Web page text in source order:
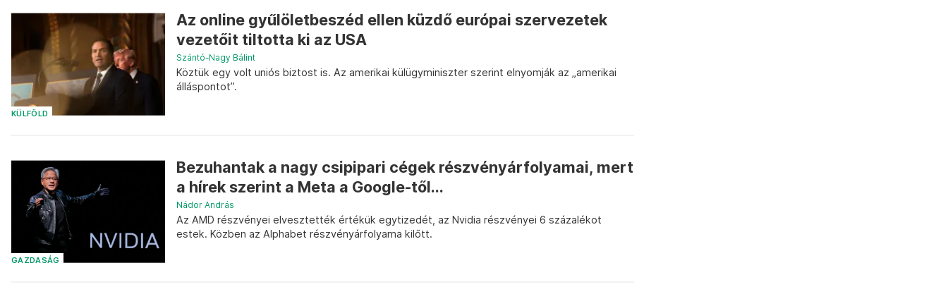
KÜLFÖLD
Az online gyűlöletbeszéd ellen küzdő európai szervezetek
vezetőit tiltotta ki az USA
Szántó-Nagy Bálint
Köztük egy volt uniós biztost is. Az amerikai külügyminiszter szerint elnyomják az „amerikai
álláspontot”.
GAZDASÁG
Bezuhantak a nagy csipipari cégek részvényárfolyamai, mert
a hírek szerint a Meta a Google-től...
Nádor András
Az AMD részvényei elvesztették értékük egytizedét, az Nvidia részvényei 6 százalékot
estek. Közben az Alphabet részvényárfolyama kilőtt.